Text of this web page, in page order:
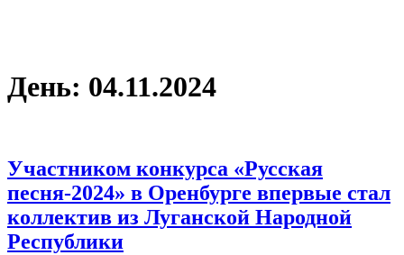
День: 04.11.2024
Участником конкурса «Русская
песня-2024» в Оренбурге впервые стал
коллектив из Луганской Народной
Республики